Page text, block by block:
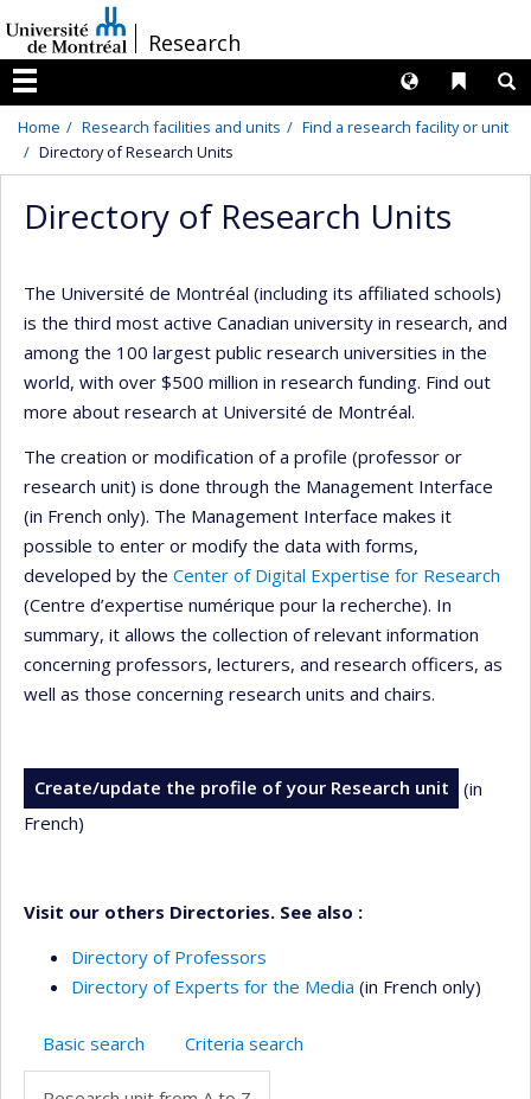
au
contenu
/Research
Menu
Liens
Langues
Home Research facilities and units
Find a research facility or unit
Directory of Research Units
Directory of Research Units
The Université de Montréal (including its affiliated schools)
is the third most active Canadian university in research, and
among the 100 largest public research universities in the
world, with over $500 million in research funding. Find out
more about research at Université de Montréal.
The creation or modification of a profile (professor or
research unit) is done through the Management Interface
(in French only). The Management Interface makes it
possible to enter or modify the data with forms,
developed by the Center of Digital Expertise for Research
(Centre d’expertise numérique pour la recherche). In
summary, it allows the collection of relevant information
concerning professors, lecturers, and research officers, as
well as those concerning research units and chairs.
Create/update the profile of your Research unit
(in
French)
Visit our others Directories. See also :
Directory of Professors
Directory of Experts for the Media (in French only)
Basic search Criteria search